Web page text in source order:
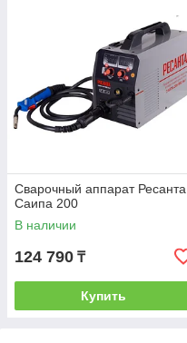
Сварочный аппарат Ресанта
Саипа 200
В наличии
124 790 ₸
Купить